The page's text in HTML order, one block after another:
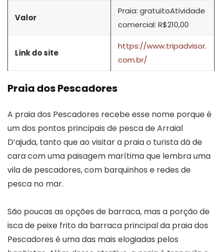
Valor
Praia: gratuitoAtividade
comercial: R$210,00
Link do site
https://www.tripadvisor.
com.br/
Praia dos Pescadores
A praia dos Pescadores recebe esse nome porque é
um dos pontos principais de pesca de Arraial
D’ajuda, tanto que ao visitar a praia o turista dá de
cara com uma paisagem marítima que lembra uma
vila de pescadores, com barquinhos e redes de
pesca no mar.
São poucas as opções de barraca, mas a porção de
isca de peixe frito da barraca principal da praia dos
Pescadores é uma das mais elogiadas pelos